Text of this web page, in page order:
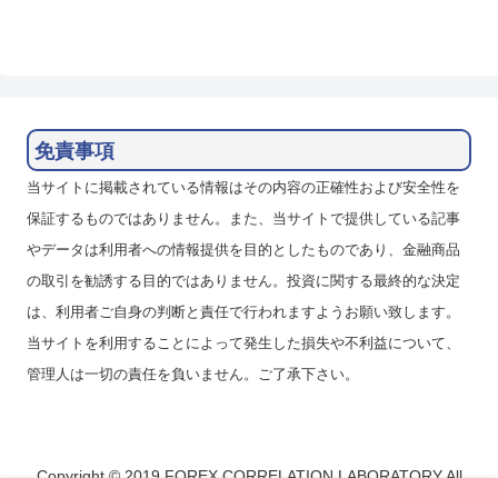
免責事項
当サイトに掲載されている情報はその内容の正確性および安全性を
保証するものではありません。また、当サイトで提供している記事
やデータは利用者への情報提供を目的としたものであり、金融商品
の取引を勧誘する目的ではありません。投資に関する最終的な決定
は、利用者ご自身の判断と責任で行われますようお願い致します。
当サイトを利用することによって発生した損失や不利益について、
管理人は一切の責任を負いません。ご了承下さい。